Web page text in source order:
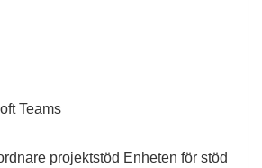
Teams
projektstöd Enheten för stöd